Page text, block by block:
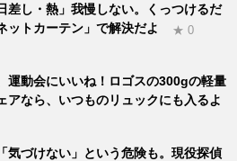
差し・熱」我慢しない。くっつけるだ
ットカーテン」で解決だよ
★ 0
運動会にいいね！ロゴスの300gの軽量
アなら、いつものリュックにも入るよ
気づけない」という危険も。現役探偵